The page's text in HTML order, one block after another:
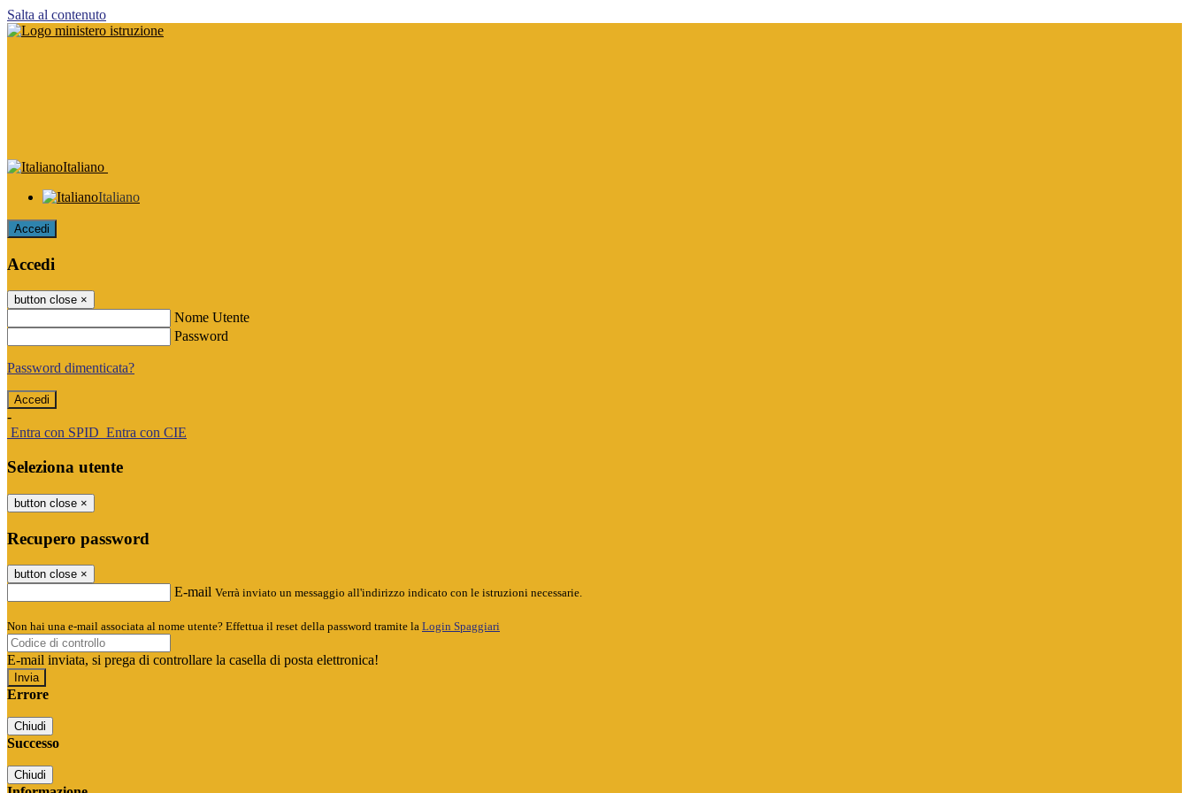
Salta al contenuto
Italiano
Italiano
Accedi
Accedi
button close ×
Nome Utente
Password
Password dimenticata?
-
Entra con SPID Entra con CIE
Seleziona utente
button close ×
Recupero password
button close ×
E-mail Verrà inviato un messaggio all'indirizzo indicato con le istruzioni necessarie.
Non hai una e-mail associata al nome utente? Effettua il reset della password tramite la Login Spaggiari
E-mail inviata, si prega di controllare la casella di posta elettronica!
Errore
Chiudi
Successo
Chiudi